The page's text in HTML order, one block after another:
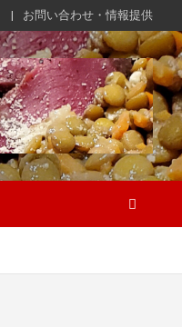
お問い合わせ・情報提供